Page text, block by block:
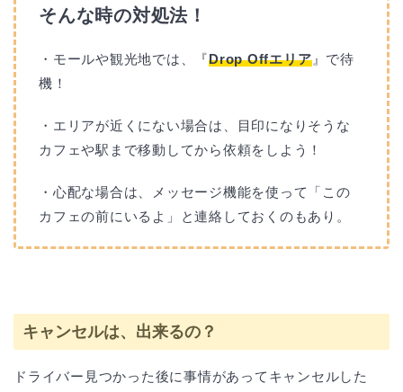
そんな時の対処法！
・モールや観光地では、『Drop Offエリア』で待
機！
・エリアが近くにない場合は、目印になりそうな
カフェや駅まで移動してから依頼をしよう！
・心配な場合は、メッセージ機能を使って「この
カフェの前にいるよ」と連絡しておくのもあり。
キャンセルは、出来るの？
ドライバー見つかった後に事情があってキャンセルした